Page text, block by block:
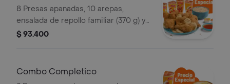
8 Presas apanadas, 10 arepas,
ensalada de repollo familiar (370 g) y
gaseosa (1.5 litros)
$ 93.400
Combo Completico